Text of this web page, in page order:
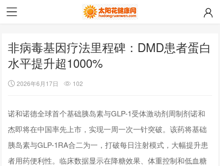
非病毒基因疗法里程碑：DMD患者蛋白
水平提升超1000%
2026年6月17日 102
诺和诺德全球首个基础胰岛素与GLP-1受体激动剂周制剂诺和
杰即将在中国率先上市，实现一周一次一针突破。该药将基础
胰岛素与GLP-1RA合二为一，打破每日注射模式，大幅提升患
者用药便利性。临床数据显示在降糖效果、体重控制和低血糖